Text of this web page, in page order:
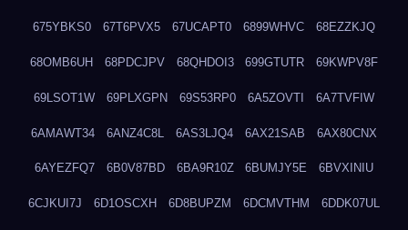
675YBKS0 67T6PVX5 67UCAPT0 6899WHVC 68EZZKJQ
68OMB6UH 68PDCJPV 68QHDOI3 699GTUTR 69KWPV8F
69LSOT1W 69PLXGPN 69S53RP0 6A5ZOVTI 6A7TVFIW
6AMAWT34 6ANZ4C8L 6AS3LJQ4 6AX21SAB 6AX80CNX
6AYEZFQ7 6B0V87BD 6BA9R10Z 6BUMJY5E 6BVXINIU
6CJKUI7J 6D1OSCXH 6D8BUPZM 6DCMVTHM 6DDK07UL